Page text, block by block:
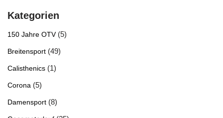
Kategorien
150 Jahre OTV(5)
Breitensport (49)
Calisthenics (1)
Corona (5)
Damensport (8)